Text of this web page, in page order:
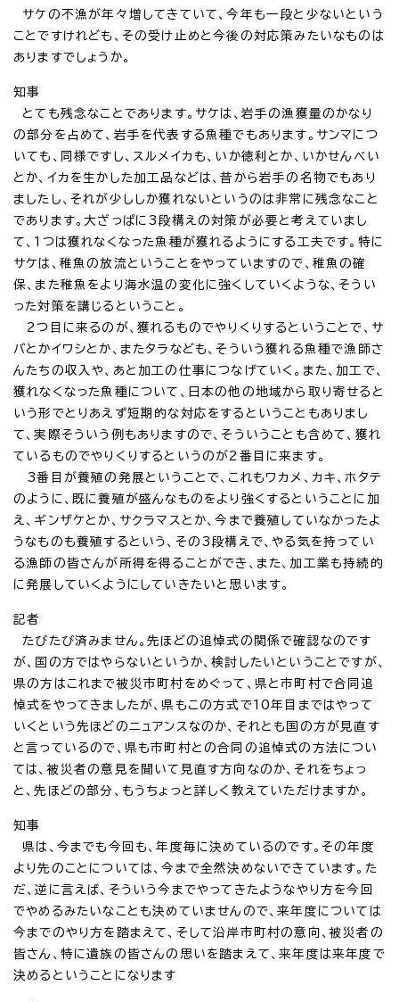
サケの不漁が年々増してきていて、今年も一段と少ないという
ことですけれども、その受け止めと今後の対応策みたいなものは
ありますでしょうか。
知事
とても残念なことであります。サケは、岩手の漁獲量のかなり
の部分を占めて、岩手を代表する魚種でもあります。サンマにつ
いても、同様ですし、スルメイカも、いか徳利とか、いかせんべい
とか、イカを生かした加工品などは、昔から岩手の名物でもあり
ましたし、それが少ししか獲れないというのは非常に残念なこと
であります。大ざっぱに3段構えの対策が必要と考えていまし
て、1つは獲れなくなった魚種が獲れるようにする工夫です。特に
サケは、稚魚の放流ということをやっていますので、稚魚の確
保、また稚魚をより海水温の変化に強くしていくような、そうい
った対策を講じるということ。
2つ目に来るのが、獲れるものでやりくりするということで、サ
バとかイワシとか、またタラなども、そういう獲れる魚種で漁師さ
んたちの収入や、あと加工の仕事につなげていく。また、加工で、
獲れなくなった魚種について、日本の他の地域から取り寄せると
いう形でとりあえず短期的な対応をするということもありまし
て、実際そういう例もありますので、そういうことも含めて、獲れ
ているものでやりくりするというのが2番目に来ます。
3番目が養殖の発展ということで、これもワカメ、カキ、ホタテ
のように、既に養殖が盛んなものをより強くするということに加
え、ギンザケとか、サクラマスとか、今まで養殖していなかったよ
うなものも養殖するという、その3段構えで、やる気を持ってい
る漁師の皆さんが所得を得ることができ、また、加工業も持続的
に発展していくようにしていきたいと思います。
記者
たびたび済みません。先ほどの追悼式の関係で確認なのです
が、国の方ではやらないというか、検討したいということですが、
県の方はこれまで被災市町村をめぐって、県と市町村で合同追
悼式をやってきましたが、県もこの方式で10年目まではやって
いくという先ほどのニュアンスなのか、それとも国の方が見直す
と言っているので、県も市町村との合同の追悼式の方法につい
ては、被災者の意見を聞いて見直す方向なのか、それをちょっ
と、先ほどの部分、もうちょっと詳しく教えていただけますか。
知事
県は、今までも今回も、年度毎に決めているのです。その年度
より先のことについては、今まで全然決めないできています。た
だ、逆に言えば、そういう今までやってきたようなやり方を今回
でやめるみたいなことも決めていませんので、来年度については
今までのやり方を踏まえて、そして沿岸市町村の意向、被災者の
皆さん、特に遺族の皆さんの思いを踏まえて、来年度は来年度で
決めるということになります